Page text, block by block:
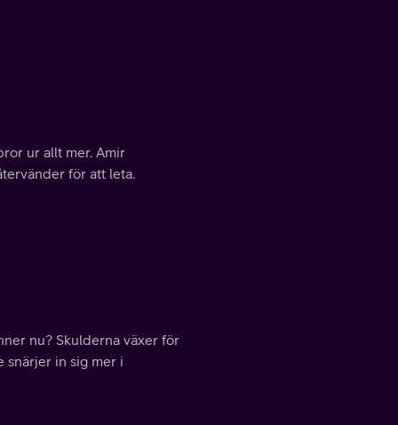
ur allt mer. Amir
för att leta.
nu? Skulderna växer för
snärjer in sig mer i